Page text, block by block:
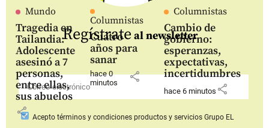
Mundo
Tragedia en
Tailandia:
Adolescente
asesinó a 7
personas,
entre ellas,
sus abuelos
share
Columnistas
Cuatro
años para
sanar
hace 0
minutos
share
Columnistas
Cambio de
gobierno:
esperanzas,
expectativas,
incertidumbres
hace 6 minutos share
Regístrate al newsletter
Aceptotérminos y condiciones productos y serviciosGrupo EL